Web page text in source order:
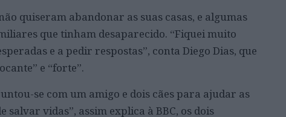
quiseram abandonar as suas casas, e algumas
que tinham desaparecido. “Fiquei muito
e a pedir respostas”, conta Diego Dias, que
e “forte”.
se com um amigo e dois cães para ajudar as
vidas”, assim explica à BBC, os dois